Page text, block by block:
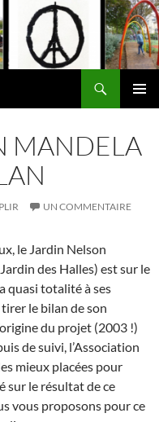
MANDELA
UN COMMENTAIRE
le Jardin Nelson
des Halles) est sur le
quasi totalité à ses
le bilan de son
du projet (2003 !)
de suivi, l’Association
mieux placées pour
sur le résultat de ce
vous proposons pour ce